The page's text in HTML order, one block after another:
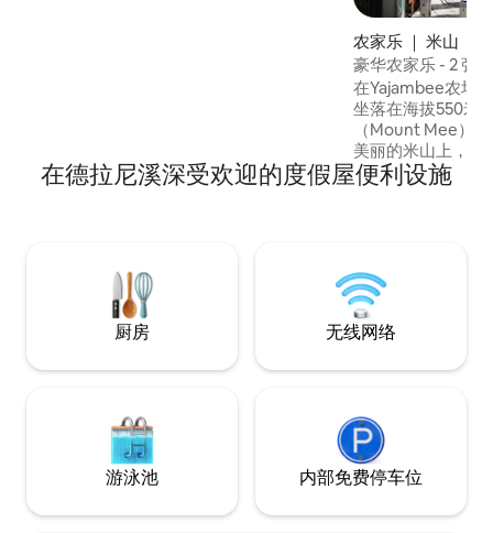
农家乐 ｜ 米山
豪华农家乐 - 2 张
在Yajambee农场
坐落在海拔550米
（Mount Mee）
美丽的米山上，是
在镁质冷水泳池中
尽情享受当地酒庄
“Rocky Hole”。
侣、家人或朋友团
在德拉尼溪深受欢迎的度假屋便利设施
厨房 无线网络
游泳池 内部免费停车位